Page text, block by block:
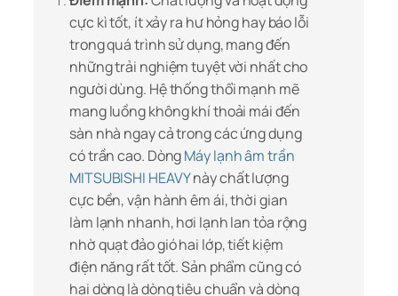
cực kì tốt, ít xảy ra hư hỏng hay báo lỗi
trong quá trình sử dụng, mang đến
những trải nghiệm tuyệt vời nhất cho
người dùng. Hệ thống thổi mạnh mẽ
mang luồng không khí thoải mái đến
sàn nhà ngay cả trong các ứng dụng
có trần cao. DòngMáy lạnh âm trần
MITSUBISHI HEAVYnày chất lượng
cực bền, vận hành êm ái, thời gian
làm lạnh nhanh, hơi lạnh lan tỏa rộng
nhờ quạt đảo gió hai lớp, tiết kiệm
điện năng rất tốt. Sản phẩm cũng có
hai dòng là dòng tiêu chuẩn và dòng